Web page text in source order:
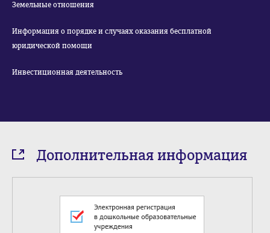
Земельные отношения
Информация о порядке и случаях оказания бесплатной
юридической помощи
Инвестиционная деятельность
Дополнительная информация